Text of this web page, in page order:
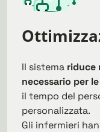
Il sistema riduce
necessario per
il tempo del
personalizzata.
Gli infermieri